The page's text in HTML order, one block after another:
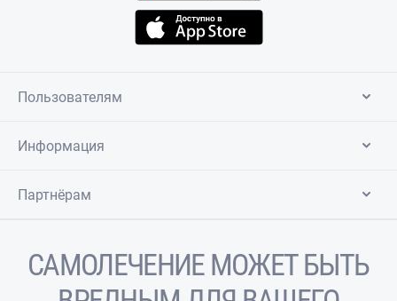
Пользователям
Информация
Партнёрам
САМОЛЕЧЕНИЕ МОЖЕТ БЫТЬ